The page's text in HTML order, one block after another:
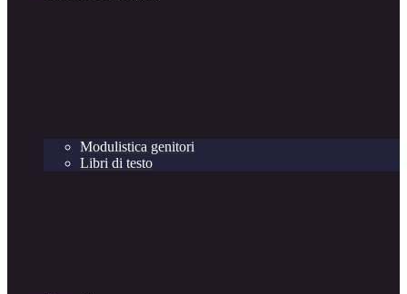
Modulistica genitori
Libri di testo